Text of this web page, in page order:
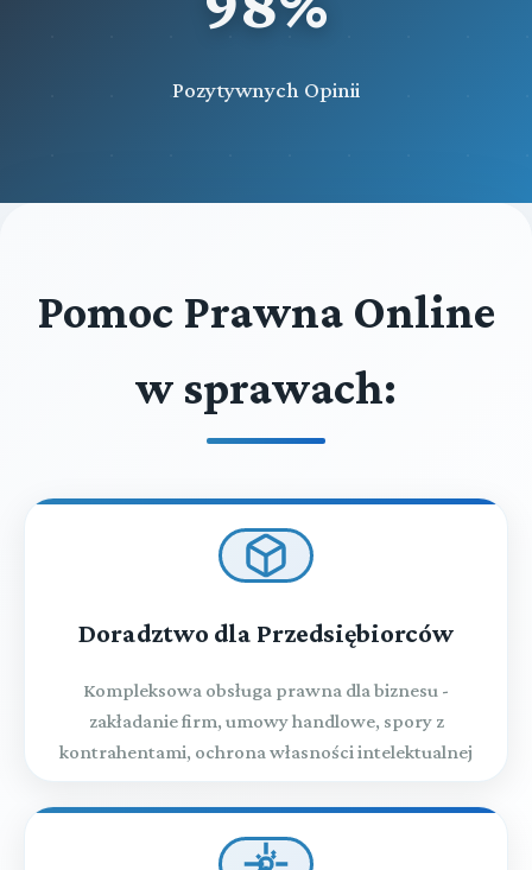
Pozytywnych Opinii
Pomoc Prawna Online
w sprawach:
Doradztwo dla Przedsiębiorców
Kompleksowa obsługa prawna dla biznesu -
zakładanie firm, umowy handlowe, spory z
kontrahentami, ochrona własności intelektualnej